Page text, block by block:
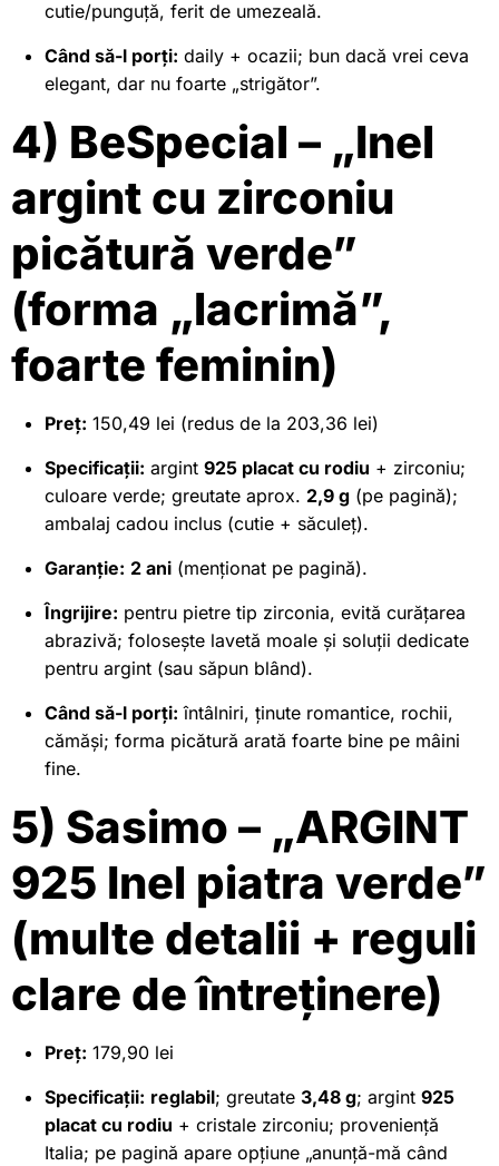
cutie/punguță, ferit de umezeală.
Când să-l porți: daily + ocazii; bun dacă vrei ceva
elegant, dar nu foarte „strigător”.
4) BeSpecial – „Inel
argint cu zirconiu
picătură verde”
(forma „lacrimă”,
foarte feminin)
Preț: 150,49 lei (redus de la 203,36 lei)
Specificații: argint 925 placat cu rodiu + zirconiu;
culoare verde; greutate aprox. 2,9 g (pe pagină);
ambalaj cadou inclus (cutie + săculeț).
Garanție: 2 ani (menționat pe pagină).
Îngrijire: pentru pietre tip zirconia, evită curățarea
abrazivă; folosește lavetă moale și soluții dedicate
pentru argint (sau săpun blând).
Când să-l porți: întâlniri, ținute romantice, rochii,
cămăși; forma picătură arată foarte bine pe mâini
fine.
5) Sasimo – „ARGINT
925 Inel piatra verde”
(multe detalii + reguli
clare de întreținere)
Preț: 179,90 lei
Specificații: reglabil; greutate 3,48 g; argint 925
placat cu rodiu + cristale zirconiu; proveniență
Italia; pe pagină apare opțiune „anunță-mă când